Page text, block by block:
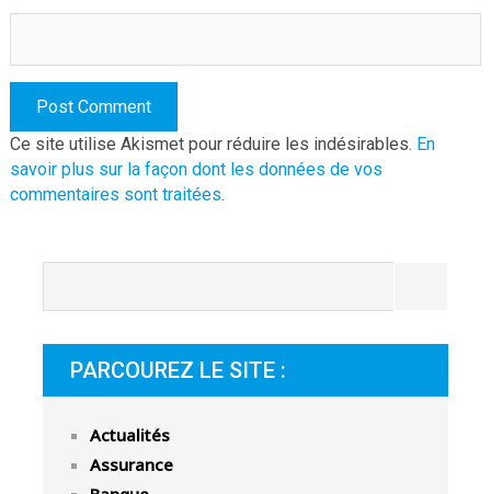
Ce site utilise Akismet pour réduire les indésirables. En
savoir plus sur la façon dont les données de vos
commentaires sont traitées.
PARCOUREZ LE SITE :
Actualités
Assurance